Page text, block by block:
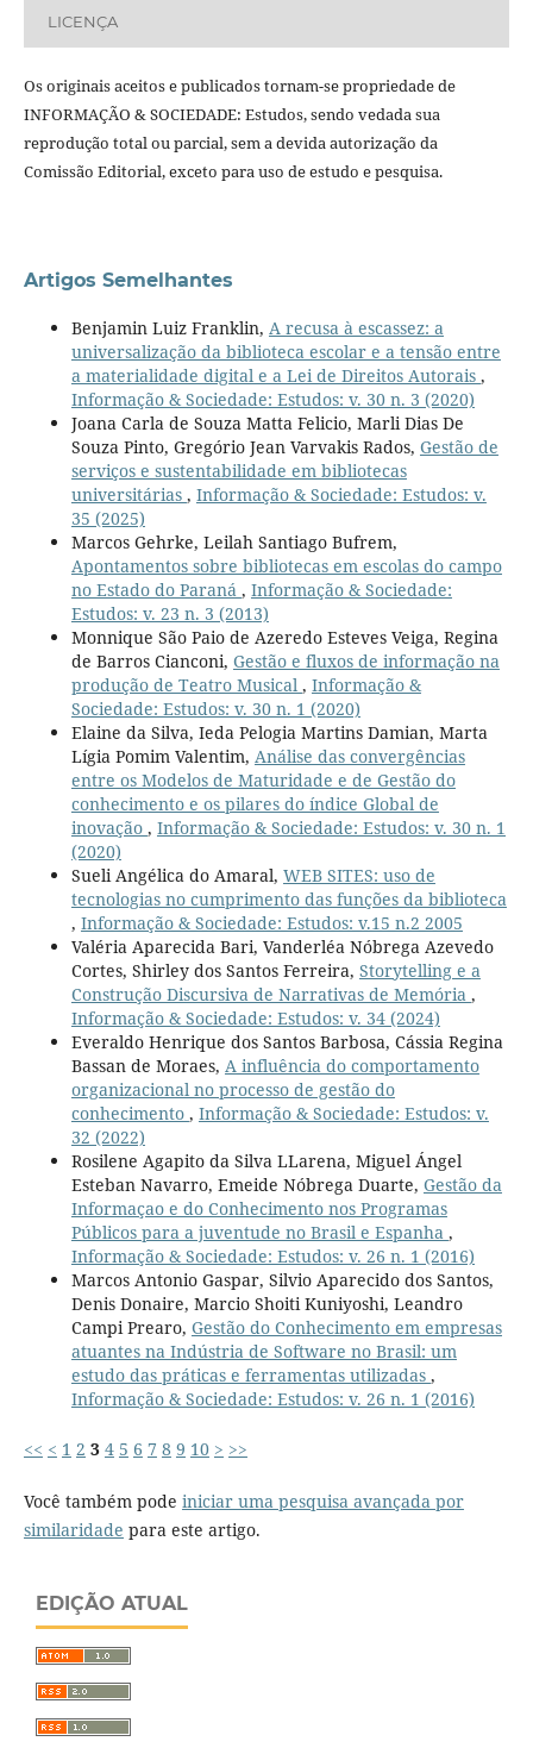
LICENÇA
Os originais aceitos e publicados tornam-se propriedade de
INFORMAÇÃO & SOCIEDADE: Estudos, sendo vedada sua
reprodução total ou parcial, sem a devida autorização da
Comissão Editorial, exceto para uso de estudo e pesquisa.
Artigos Semelhantes
Benjamin Luiz Franklin, A recusa à escassez: a
universalização da biblioteca escolar e a tensão entre
a materialidade digital e a Lei de Direitos Autorais ,
Informação & Sociedade: Estudos: v. 30 n. 3 (2020)
Joana Carla de Souza Matta Felicio, Marli Dias De
Souza Pinto, Gregório Jean Varvakis Rados, Gestão de
serviços e sustentabilidade em bibliotecas
universitárias , Informação & Sociedade: Estudos: v.
35 (2025)
Marcos Gehrke, Leilah Santiago Bufrem,
Apontamentos sobre bibliotecas em escolas do campo
no Estado do Paraná , Informação & Sociedade:
Estudos: v. 23 n. 3 (2013)
Monnique São Paio de Azeredo Esteves Veiga, Regina
de Barros Cianconi, Gestão e fluxos de informação na
produção de Teatro Musical , Informação &
Sociedade: Estudos: v. 30 n. 1 (2020)
Elaine da Silva, Ieda Pelogia Martins Damian, Marta
Lígia Pomim Valentim, Análise das convergências
entre os Modelos de Maturidade e de Gestão do
conhecimento e os pilares do índice Global de
inovação , Informação & Sociedade: Estudos: v. 30 n. 1
(2020)
Sueli Angélica do Amaral, WEB SITES: uso de
tecnologias no cumprimento das funções da biblioteca
, Informação & Sociedade: Estudos: v.15 n.2 2005
Valéria Aparecida Bari, Vanderléa Nóbrega Azevedo
Cortes, Shirley dos Santos Ferreira, Storytelling e a
Construção Discursiva de Narrativas de Memória ,
Informação & Sociedade: Estudos: v. 34 (2024)
Everaldo Henrique dos Santos Barbosa, Cássia Regina
Bassan de Moraes, A influência do comportamento
organizacional no processo de gestão do
conhecimento , Informação & Sociedade: Estudos: v.
32 (2022)
Rosilene Agapito da Silva LLarena, Miguel Ángel
Esteban Navarro, Emeide Nóbrega Duarte, Gestão da
Informaçao e do Conhecimento nos Programas
Públicos para a juventude no Brasil e Espanha ,
Informação & Sociedade: Estudos: v. 26 n. 1 (2016)
Marcos Antonio Gaspar, Silvio Aparecido dos Santos,
Denis Donaire, Marcio Shoiti Kuniyoshi, Leandro
Campi Prearo, Gestão do Conhecimento em empresas
atuantes na Indústria de Software no Brasil: um
estudo das práticas e ferramentas utilizadas ,
Informação & Sociedade: Estudos: v. 26 n. 1 (2016)
<< < 1 2 3 4 5 6 7 8 9 10 > >>
Você também pode iniciar uma pesquisa avançada por
similaridade para este artigo.
EDIÇÃO ATUAL